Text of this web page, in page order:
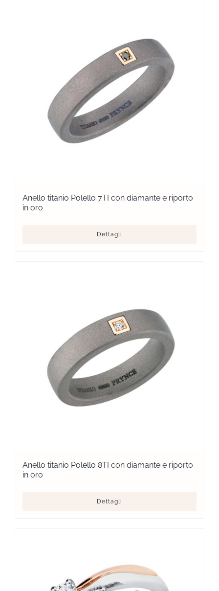
Anello titanio Polello 7TI con diamante e riporto
in oro
Dettagli
Anello titanio Polello 8TI con diamante e riporto
in oro
Dettagli